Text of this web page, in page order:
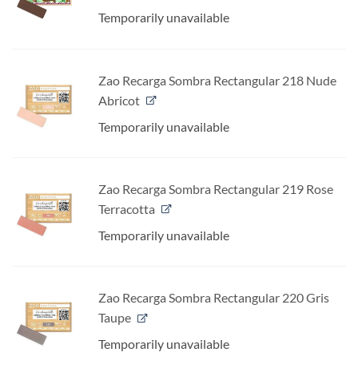
Temporarily unavailable
Zao Recarga Sombra Rectangular 218 Nude
Abricot
Temporarily unavailable
Zao Recarga Sombra Rectangular 219 Rose
Terracotta
Temporarily unavailable
Zao Recarga Sombra Rectangular 220 Gris
Taupe
Temporarily unavailable